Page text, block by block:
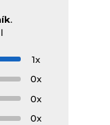
.
1x
0x
0x
0x